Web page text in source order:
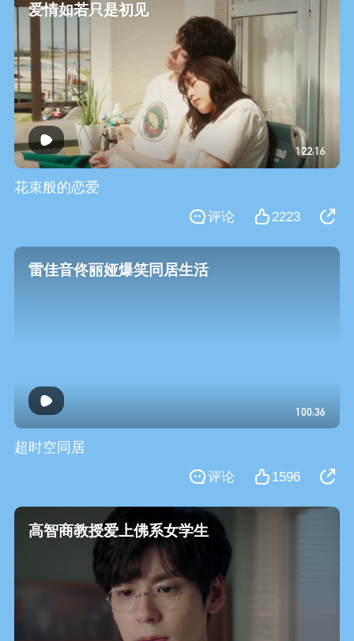
爱情如若只是初见
122:16
花束般的恋爱
2223
评论
雷佳音佟丽娅爆笑同居生活
100:36
超时空同居
1596
评论
高智商教授爱上佛系女学生